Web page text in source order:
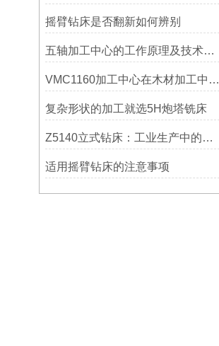
摇臂钻床是否翻新如何辨别
五轴加工中心的工作原理及技术优势
VMC1160加工中心在木材加工中的应用
复杂形状的加工就选5H炮塔铣床
Z5140立式钻床：工业生产中的得力助手
适用摇臂钻床的注意事项